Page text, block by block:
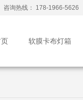
咨询热线： 178-1966-5626
软膜卡布灯箱